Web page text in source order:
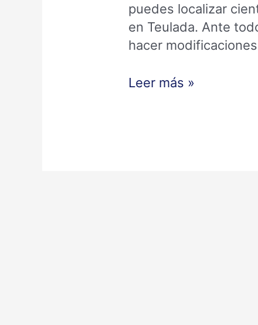
puedes localizar
en Teulada. Ante
hacer
Leer más »